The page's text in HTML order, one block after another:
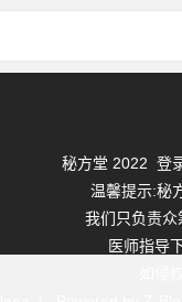
秘方堂 2022 登
温馨提示:秘
我们只负责
医师指导